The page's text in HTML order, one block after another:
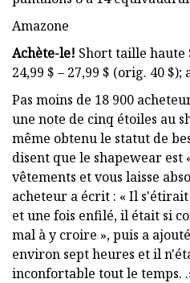
Amazone
Achète-le! Short taille haute
24,99 $ – 27,99 $ (orig. 40 $);
Pas moins de 18 900
une note de cinq étoiles au
même obtenu le statut de
disent que le shapewear est
vêtements et vous laisse
acheteur a écrit : « Il
et une fois enfilé, il était si
mal à y croire », puis a
environ sept heures et il
inconfortable tout le temps.